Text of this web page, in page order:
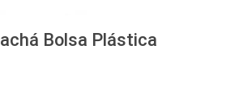
Bolsa Plástica